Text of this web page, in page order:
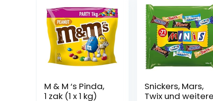
M & M ‘s Pinda,
1 zak (1 x 1 kg)
Snickers, Mars,
Twix und weitere